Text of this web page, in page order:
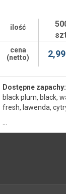
ilość
cena
(netto)
Dostępne zapachy:
black plum, black,
fresh, lawenda,